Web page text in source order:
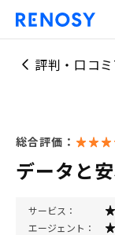
評判・口コ
総合評価：
データと
サービス：
エージェント：